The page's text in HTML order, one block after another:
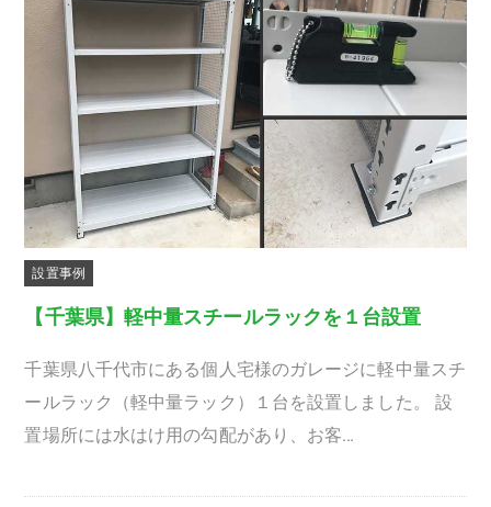
設置事例
【千葉県】軽中量スチールラックを１台設置
千葉県八千代市にある個人宅様のガレージに軽中量スチ
ールラック（軽中量ラック）１台を設置しました。 設
置場所には水はけ用の勾配があり、お客…